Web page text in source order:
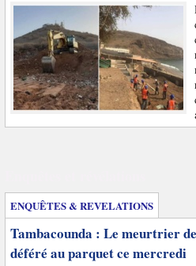
ENQUÊTES & REVELATIONS
Tambacounda : Le meurtrier
déféré au parquet ce mercredi